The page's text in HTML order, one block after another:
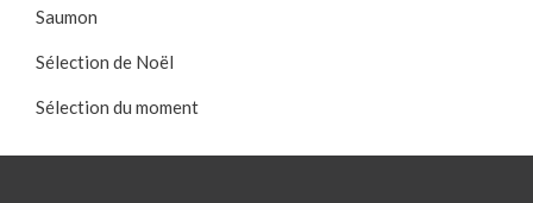
Saumon
Sélection de Noël
Sélection du moment